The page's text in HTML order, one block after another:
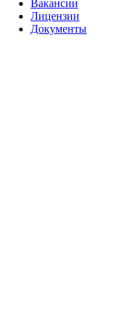
Вакансии
Лицензии
Документы